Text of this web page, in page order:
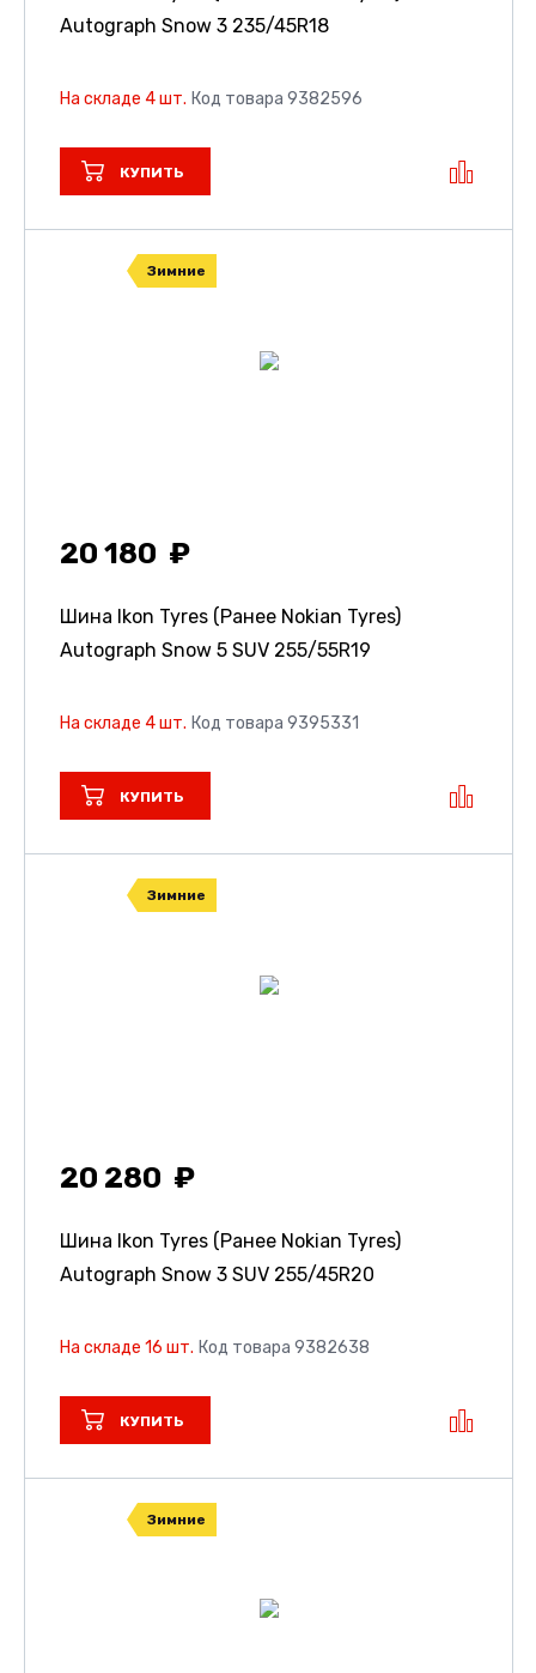
Autograph Snow 3 235/45R18
На складе 4 шт. Код товара 9382596
КУПИТЬ
Зимние
20 180
Шина Ikon Tyres (Ранее Nokian Tyres)
Autograph Snow 5 SUV 255/55R19
На складе 4 шт. Код товара 9395331
КУПИТЬ
Зимние
20 280
Шина Ikon Tyres (Ранее Nokian Tyres)
Autograph Snow 3 SUV 255/45R20
На складе 16 шт. Код товара 9382638
КУПИТЬ
Зимние